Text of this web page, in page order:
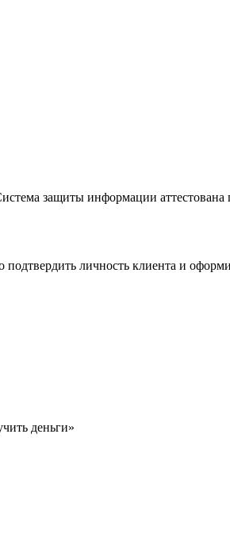
защиты информации аттестована
личность клиента и
деньги»